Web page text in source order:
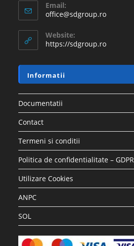
Email:
office@sdgroup.ro
Website:
https://sdgroup.ro
Informatii
Documentatii
Contact
Termeni si conditii
Politica de confidentialitate – GDPR
Utilizare Cookies
ANPC
SOL